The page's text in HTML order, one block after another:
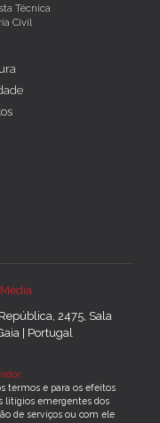
Técnica
Civil
2475, Sala
| Portugal
termos e para os efeitos
litígios emergentes dos
de serviços ou com ele